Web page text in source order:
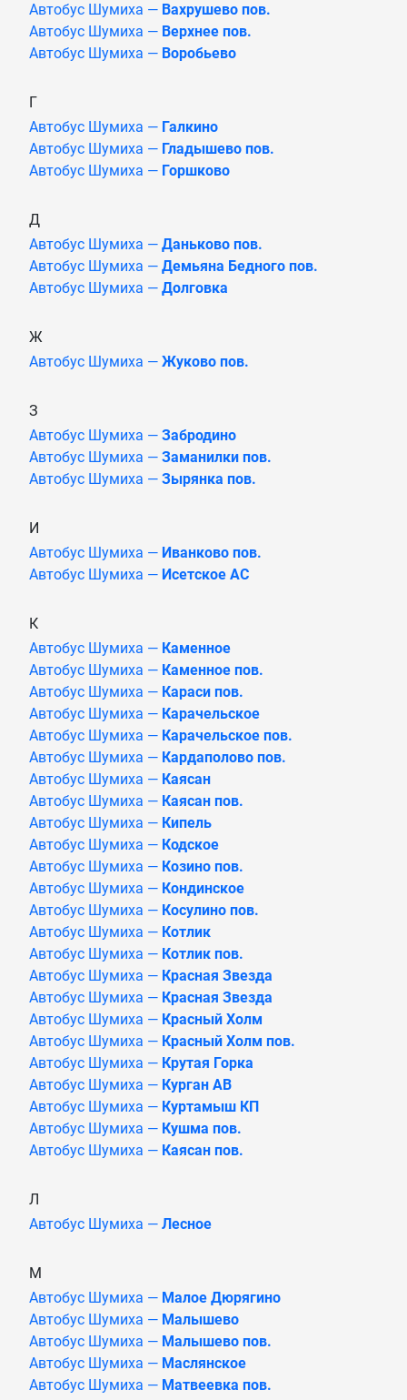
Автобус Шумиха — Вахрушево пов.
Автобус Шумиха — Верхнее пов.
Автобус Шумиха — Воробьево
Г
Автобус Шумиха — Галкино
Автобус Шумиха — Гладышево пов.
Автобус Шумиха — Горшково
Д
Автобус Шумиха — Даньково пов.
Автобус Шумиха — Демьяна Бедного пов.
Автобус Шумиха — Долговка
Ж
Автобус Шумиха — Жуково пов.
З
Автобус Шумиха — Забродино
Автобус Шумиха — Заманилки пов.
Автобус Шумиха — Зырянка пов.
И
Автобус Шумиха — Иванково пов.
Автобус Шумиха — Исетское АС
К
Автобус Шумиха — Каменное
Автобус Шумиха — Каменное пов.
Автобус Шумиха — Караси пов.
Автобус Шумиха — Карачельское
Автобус Шумиха — Карачельское пов.
Автобус Шумиха — Кардаполово пов.
Автобус Шумиха — Каясан
Автобус Шумиха — Каясан пов.
Автобус Шумиха — Кипель
Автобус Шумиха — Кодское
Автобус Шумиха — Козино пов.
Автобус Шумиха — Кондинское
Автобус Шумиха — Косулино пов.
Автобус Шумиха — Котлик
Автобус Шумиха — Котлик пов.
Автобус Шумиха — Красная Звезда
Автобус Шумиха — Красная Звезда
Автобус Шумиха — Красный Холм
Автобус Шумиха — Красный Холм пов.
Автобус Шумиха — Крутая Горка
Автобус Шумиха — Курган АВ
Автобус Шумиха — Куртамыш КП
Автобус Шумиха — Кушма пов.
Автобус Шумиха — Каясан пов.
Л
Автобус Шумиха — Лесное
М
Автобус Шумиха — Малое Дюрягино
Автобус Шумиха — Малышево
Автобус Шумиха — Малышево пов.
Автобус Шумиха — Маслянское
Автобус Шумиха — Матвеевка пов.